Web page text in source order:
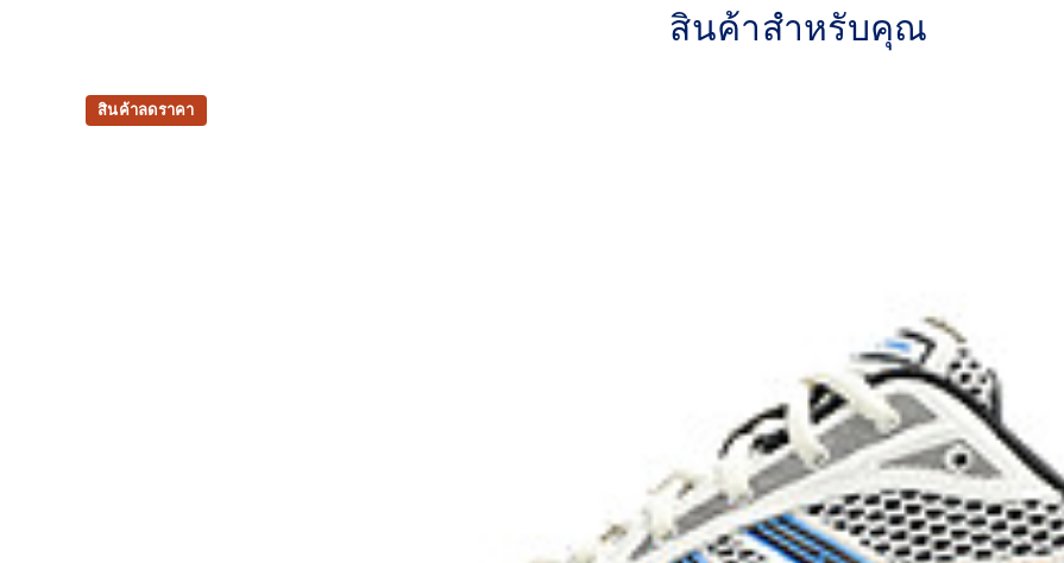
GEL™ technology cushioning provides excellent shock absorption TRUSSTIC™ support system
water usage by approximately 33% and carbon emissions by
approximately 45% compared to the conventional dyeing technology
สินค้าสำหรับคุณ
สินค้าลดราคา